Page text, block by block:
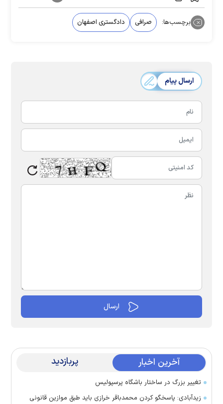
برچسب‌ها: صرافی دادگستری اصفهان
ارسال پیام
آخرین اخبار پربازدید
تغییر بزرگ در ساختار باشگاه پرسپولیس
زیدآبادی: پاسخگو کردن محمدباقر خرازی باید طبق موازین قانونی